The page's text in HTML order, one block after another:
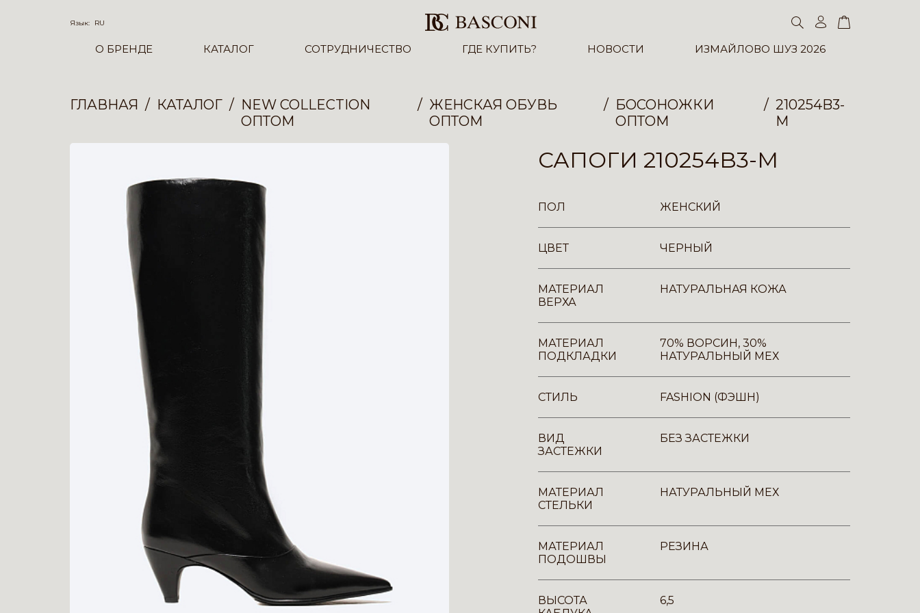
Язык: RU
О БРЕНДЕ КАТАЛОГ СОТРУДНИЧЕСТВО ГДЕ КУПИТЬ? НОВОСТИ ИЗМАЙЛОВО ШУЗ 2026
ГЛАВНАЯ КАТАЛОГ
NEW COLLECTION
ОПТОМ
ЖЕНСКАЯ ОБУВЬ
ОПТОМ
БОСОНОЖКИ
ОПТОМ
210254B3-
M
САПОГИ 210254B3-M
ПОЛ ЖЕНСКИЙ
ЦВЕТ ЧЕРНЫЙ
МАТЕРИАЛ
ВЕРХА
НАТУРАЛЬНАЯ КОЖА
МАТЕРИАЛ
ПОДКЛАДКИ
70% ВОРСИН, 30%
НАТУРАЛЬНЫЙ МЕХ
СТИЛЬ FASHION (ФЭШН)
ВИД
ЗАСТЕЖКИ
БЕЗ ЗАСТЕЖКИ
МАТЕРИАЛ
СТЕЛЬКИ
НАТУРАЛЬНЫЙ МЕХ
МАТЕРИАЛ
ПОДОШВЫ
РЕЗИНА
ВЫСОТА
6,5